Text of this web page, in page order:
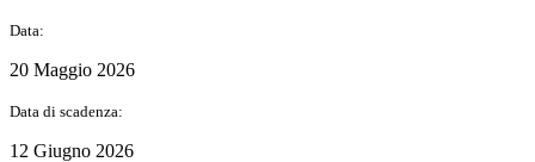
Data:
20 Maggio 2026
Data di scadenza:
12 Giugno 2026